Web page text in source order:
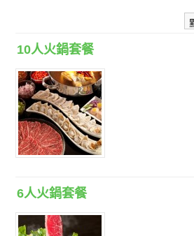
10人火鍋套餐
6人火鍋套餐